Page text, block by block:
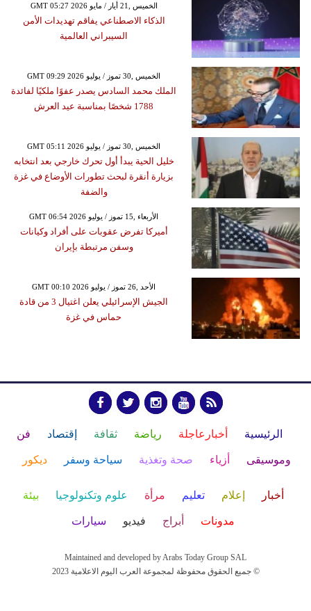
GMT 05:27 2026 الخميس ,21 أيار / مايو
الذكاء الاصطناعي يفاقم تهديدات الأمن
السيبراني العالمية
GMT 09:29 2026 الخميس ,30 تموز / يوليو
الملك محمد السادس يصدر عفوًا ملكيًا لفائدة
1788 شخصًا بمناسبة عيد العرش
GMT 05:11 2026 الخميس ,30 تموز / يوليو
خليل الحية يبدأ أول تحرك خارجي بعد انتخابه
بزيارة أنقرة لبحث تطورات الأوضاع في غزة
والضفة
GMT 06:54 2026 الأربعاء ,15 تموز / يوليو
أميركا تفرض عقوبات على أفراد وكيانات
وسفن مرتبطة بإيران
GMT 00:10 2026 الأحد ,26 تموز / يوليو
الجيش الإسرائيلي يعلن اغتيال 3 من قادة
حماس في غزة
الرئيسية أخبارعاجلة رياضة ثقافة إقتصاد فن
وموسيقى أزياء صحة وتغذية سياحة وسفر ديكور
أخبار إعلام تعليم مرأة علوم وتكنولوجيا بيئة
مدونات أبراج فيديو سيارات
Maintained and developed by Arabs Today Group SAL
جميع الحقوق محفوظة لمجموعة العرب اليوم الاعلامية 2023 ©